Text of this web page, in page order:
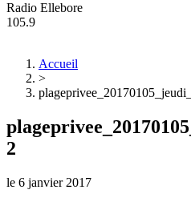
Radio Ellebore
105.9
Accueil
>
2
le 6 janvier 2017